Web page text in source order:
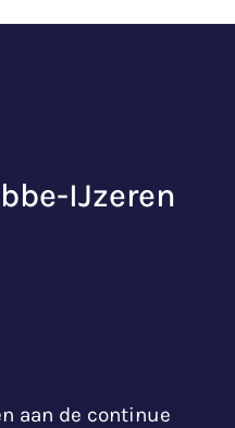
IJzeren
aan de continue